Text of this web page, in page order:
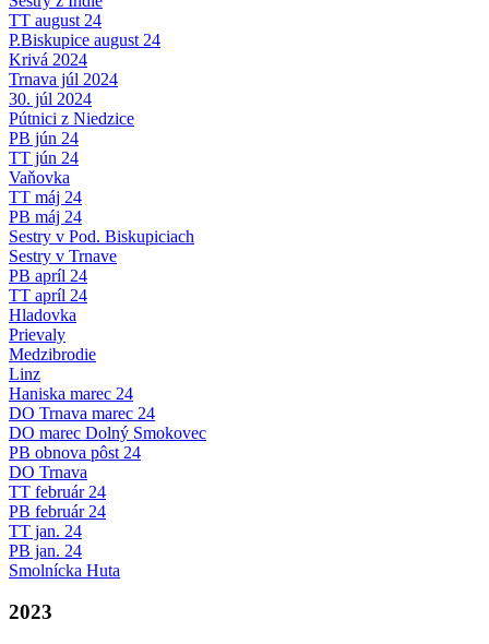
TT august 24
P.Biskupice august 24
Krivá 2024
Trnava júl 2024
30. júl 2024
Pútnici z Niedzice
PB jún 24
TT jún 24
Vaňovka
TT máj 24
PB máj 24
Sestry v Pod. Biskupiciach
Sestry v Trnave
PB apríl 24
TT apríl 24
Hladovka
Prievaly
Medzibrodie
Linz
Haniska marec 24
DO Trnava marec 24
DO marec Dolný Smokovec
PB obnova pôst 24
DO Trnava
TT február 24
PB február 24
TT jan. 24
PB jan. 24
Smolnícka Huta
2023